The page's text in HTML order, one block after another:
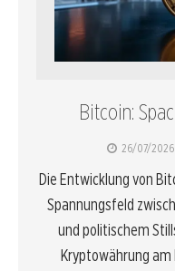
Bitcoin:
26/07/2026
Die Entwicklung von
Spannungsfeld
und politischem
Kryptowährung